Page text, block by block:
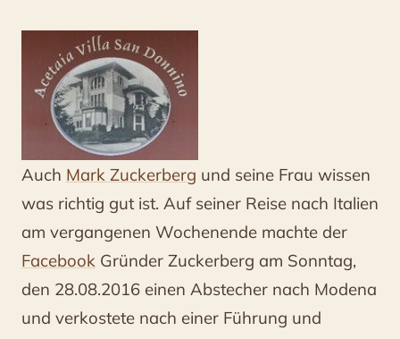
Balsamico
Tradizionale
Modena
Auch Mark Zuckerberg und seine Frau wissen
was richtig gut ist. Auf seiner Reise nach Italien
am vergangenen Wochenende machte der
Facebook Gründer Zuckerberg am Sonntag,
den 28.08.2016 einen Abstecher nach Modena
und verkostete nach einer Führung und